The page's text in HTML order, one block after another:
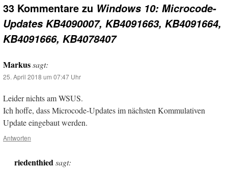
33 Kommentare zu Windows 10: Microcode-
Updates KB4090007, KB4091663, KB4091664,
KB4091666, KB4078407
Markussagt:
25. April 2018 um 07:47 Uhr
Leider nichts am WSUS.
Ich hoffe, dass Microcode-Updates im nächsten Kommulativen
Update eingebaut werden.
Antworten
riedenthied sagt: